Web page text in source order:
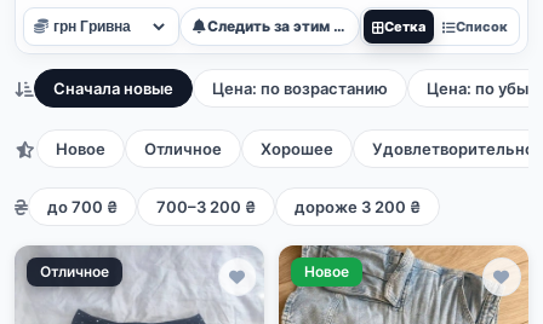
Следить за этим поискомСетка Список
Сначала новые Цена: по возрастанию Цена: по
Новое Отличное Хорошее Удовлетворительное
до 700 ₴ 700–3 200 ₴ дороже 3 200 ₴
Отличное Новое